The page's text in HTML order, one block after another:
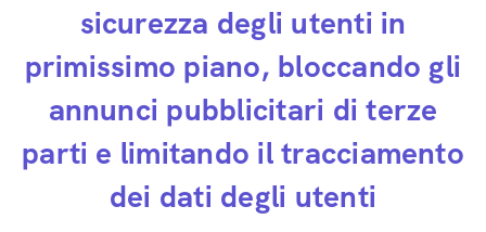
sicurezza degli utenti in
primissimo piano, bloccando gli
annunci pubblicitari di terze
parti e limitando il tracciamento
dei dati degli utenti